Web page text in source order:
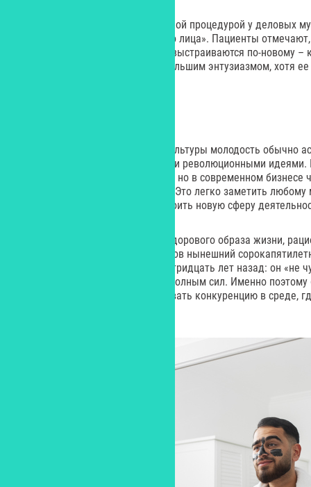
Именно поэтому самой популярной процедурой у деловых
решающая проблему «уставшего лица». Пациенты
хирургии бизнес-коммуникации выстраиваются по-новому –
воспринимают информацию с большим энтузиазмом, хотя
Благодаря влиянию массовой культуры молодость обычно
готовностью рисковать и новыми революционными
прежнему считается бесценным, но в современном
склоняется в пользу молодости. Это легко заметить
решил поменять работу или освоить новую сферу
При этом из-за популяризации здорового образа жизни,
доступности спортивных объектов нынешний
что его ровесник двадцать или тридцать лет назад: он «не
воспринимает себя молодым и полным сил. Именно
липосакция помогают выдерживать конкуренцию в среде,